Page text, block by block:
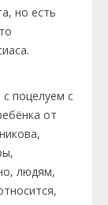
но есть